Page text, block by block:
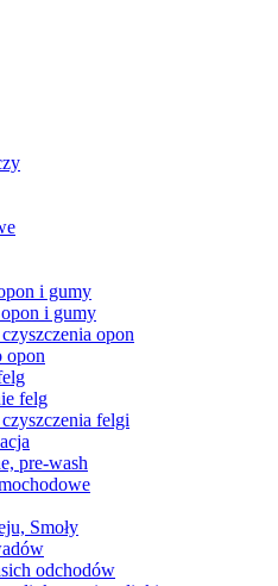
i gumy
i gumy
opon
opon
felg
felgi
pre-wash
Smoły
odchodów